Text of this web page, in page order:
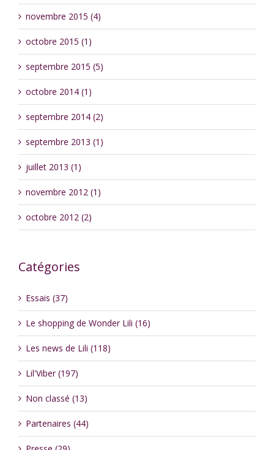
novembre 2015 (4)
octobre 2015 (1)
septembre 2015 (5)
octobre 2014 (1)
septembre 2014 (2)
septembre 2013 (1)
juillet 2013 (1)
novembre 2012 (1)
octobre 2012 (2)
Catégories
Essais (37)
Le shopping de Wonder Lili (16)
Les news de Lili (118)
Lil'Viber (197)
Non classé (13)
Partenaires (44)